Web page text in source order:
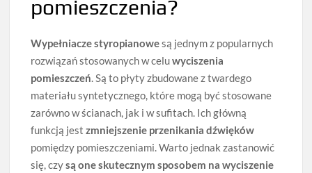
pomieszczenia?
Wypełniacze styropianowesą jednym z popularnych
rozwiązań stosowanych w celuwyciszenia
pomieszczeń. Są to płyty zbudowane z twardego
materiału syntetycznego, które mogą być stosowane
zarówno w ścianach, jak i w sufitach. Ich główną
funkcją jestzmniejszenie przenikania dźwięków
pomiędzy pomieszczeniami. Warto jednak zastanowić
się, czysą one skutecznym sposobem na wyciszenie